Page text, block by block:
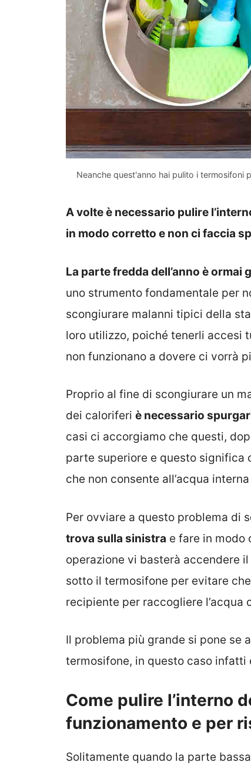
Neanche quest'anno hai pulito i termosifoni
A volte è necessario pulire
in modo corretto e non ci faccia
La parte fredda dell’anno è ormai
uno strumento fondamentale per
scongiurare malanni tipici della
loro utilizzo, poiché tenerli accesi
non funzionano a dovere ci vorrà
Proprio al fine di scongiurare un
dei caloriferi è necessario
casi ci accorgiamo che questi,
parte superiore e questo significa
che non consente all’acqua
Per ovviare a questo problema di
trova sulla sinistra e fare in modo
operazione vi basterà accendere
sotto il termosifone per evitare
recipiente per raccogliere l’acqua
Il problema più grande si pone se
termosifone, in questo caso infatti
Come pulire l’interno
funzionamento e per
Solitamente quando la parte